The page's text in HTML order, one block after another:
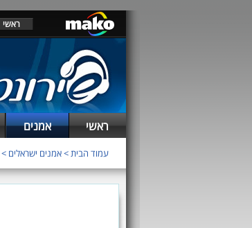
ראשי
ראשי אמנים
עמוד הבית>אמנים ישראלים >